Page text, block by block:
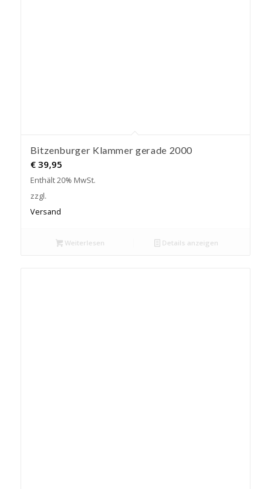
Bitzenburger Klammer gerade 2000
€39,95
Enthält 20% MwSt.
zzgl.
Versand
Weiterlesen Details anzeigen